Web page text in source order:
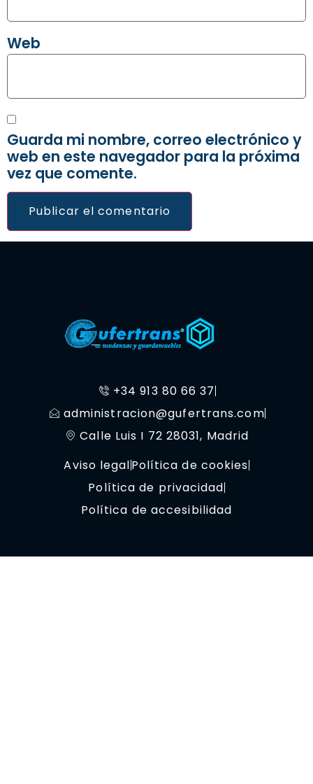
Web
Guarda mi nombre, correo electrónico y
web en este navegador para la próxima
vez que comente.
+34 913 80 66 37
administracion@gufertrans.com
Calle Luis I 72 28031, Madrid
Aviso legalPolítica de cookies
Política de privacidad
Política de accesibilidad